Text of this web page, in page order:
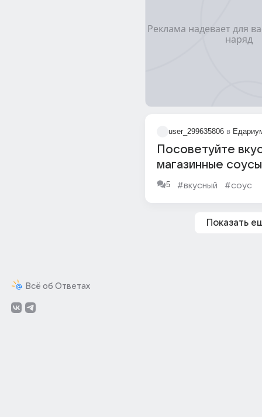
Всё об Ответах
user_299635806 в
Посоветуйте
магазинные
5 #вкусный #соус
Показать